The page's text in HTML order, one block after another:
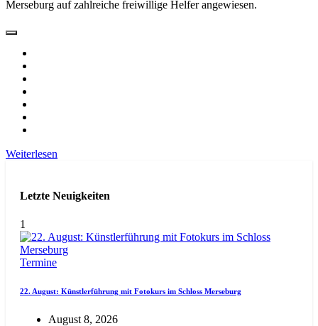
Merseburg auf zahlreiche freiwillige Helfer angewiesen.
Weiterlesen
Letzte Neuigkeiten
1
Termine
22. August: Künstlerführung mit Fotokurs im Schloss Merseburg
August 8, 2026